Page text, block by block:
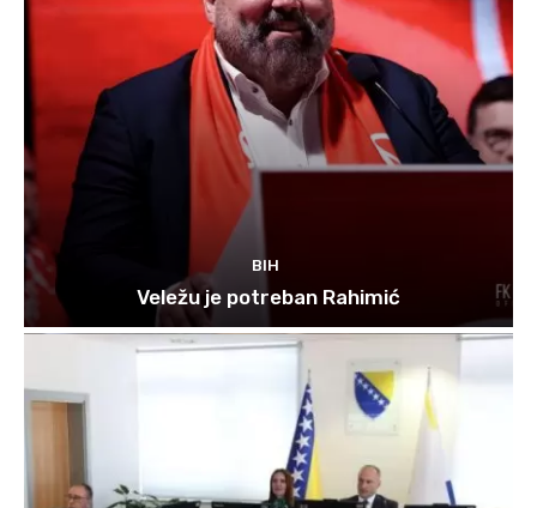
BIH
Veležu je potreban Rahimić